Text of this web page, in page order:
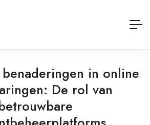
in online
De rol van